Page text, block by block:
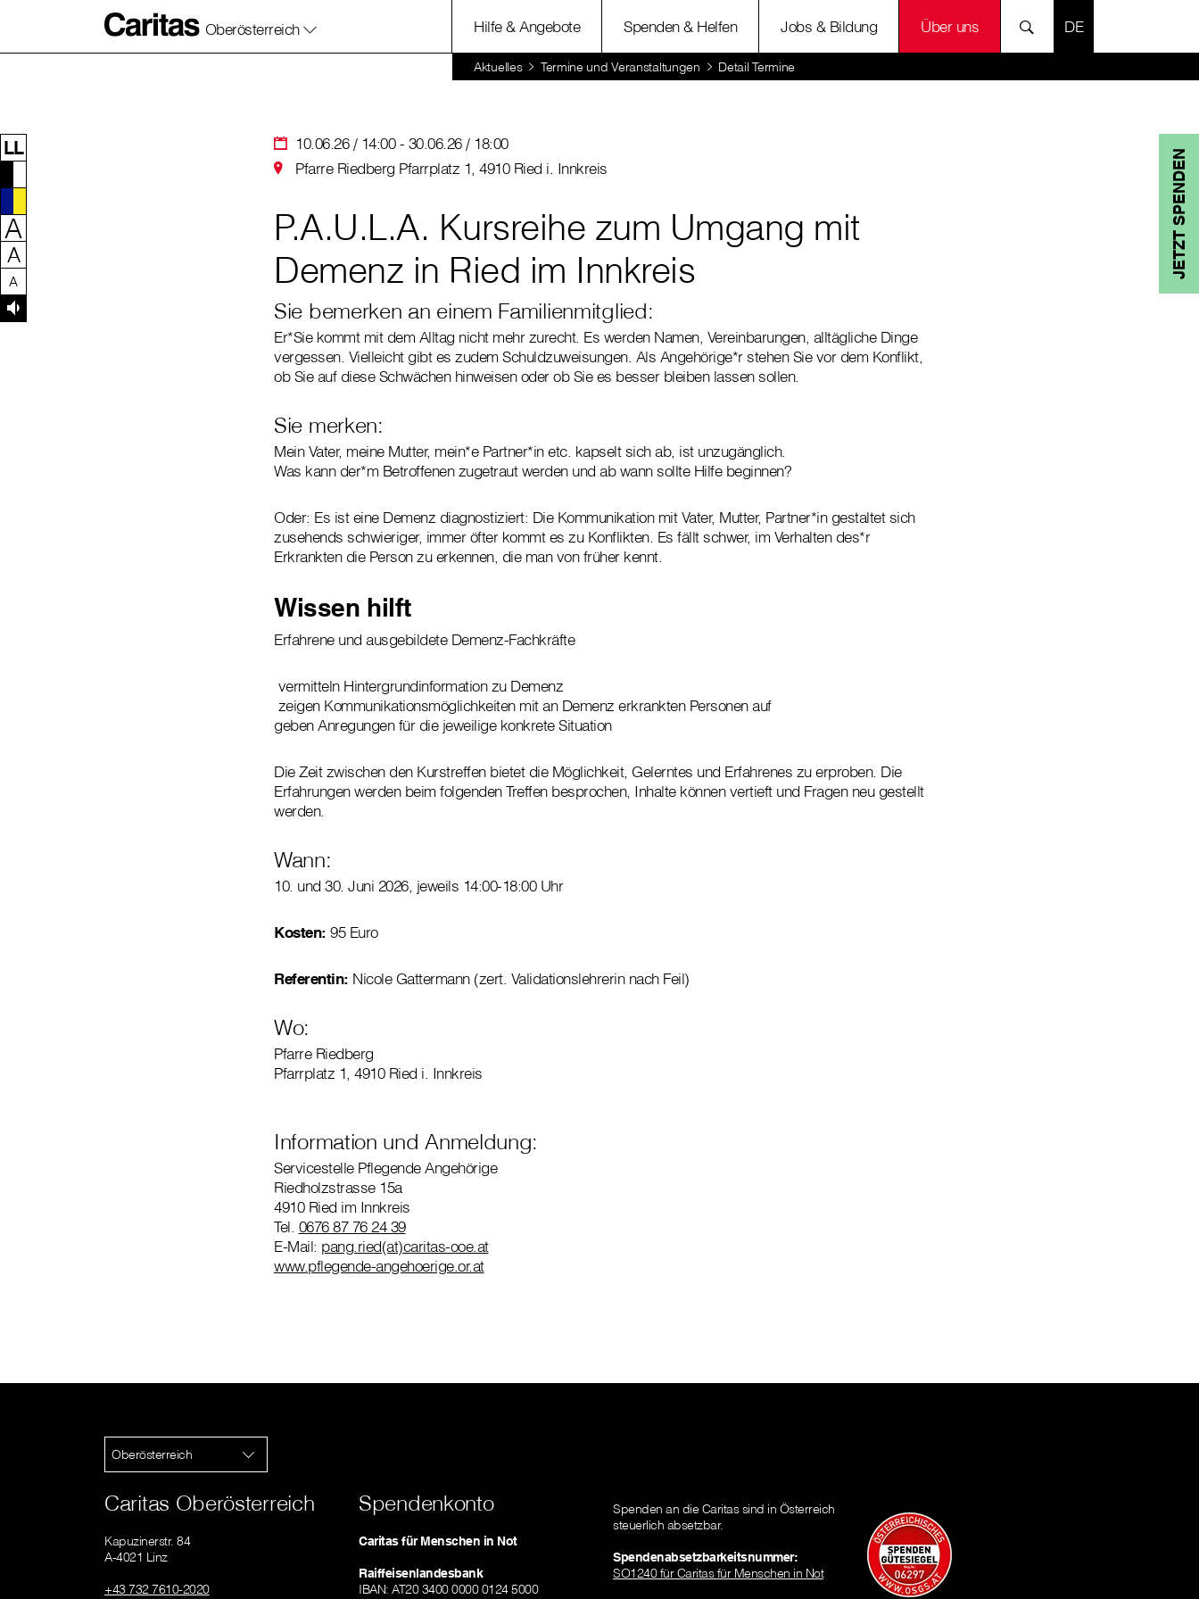
Zum Inhalt dieser Seite
Zur Navigation
Zum Footer dieser Seite
Oberösterreich Hilfe & Angebote Spenden & Helfen Jobs & Bildung Über uns SPRACHE
Aktuelles Termine und Veranstaltungen Detail Termine
JETZT SPENDEN
LL
A
A
A
10.06.26 / 14:00 - 30.06.26 / 18:00
Pfarre Riedberg Pfarrplatz 1, 4910 Ried i. Innkreis
P.A.U.L.A. Kursreihe zum Umgang mit
Demenz in Ried im Innkreis
Sie bemerken an einem Familienmitglied:
Er*Sie kommt mit dem Alltag nicht mehr zurecht. Es werden Namen, Vereinbarungen, alltägliche Dinge
vergessen. Vielleicht gibt es zudem Schuldzuweisungen. Als Angehörige*r stehen Sie vor dem Konflikt,
ob Sie auf diese Schwächen hinweisen oder ob Sie es besser bleiben lassen sollen.
Sie merken:
Mein Vater, meine Mutter, mein*e Partner*in etc. kapselt sich ab, ist unzugänglich.
Was kann der*m Betroffenen zugetraut werden und ab wann sollte Hilfe beginnen?
Oder: Es ist eine Demenz diagnostiziert: Die Kommunikation mit Vater, Mutter, Partner*in gestaltet sich
zusehends schwieriger, immer öfter kommt es zu Konflikten. Es fällt schwer, im Verhalten des*r
Erkrankten die Person zu erkennen, die man von früher kennt.
Wissen hilft
Erfahrene und ausgebildete Demenz-Fachkräfte
vermitteln Hintergrundinformation zu Demenz
zeigen Kommunikationsmöglichkeiten mit an Demenz erkrankten Personen auf
geben Anregungen für die jeweilige konkrete Situation
Die Zeit zwischen den Kurstreffen bietet die Möglichkeit, Gelerntes und Erfahrenes zu erproben. Die
Erfahrungen werden beim folgenden Treffen besprochen, Inhalte können vertieft und Fragen neu gestellt
werden.
Wann:
10. und 30. Juni 2026, jeweils 14:00-18:00 Uhr
Kosten: 95 Euro
Referentin: Nicole Gattermann (zert. Validationslehrerin nach Feil)
Wo:
Pfarre Riedberg
Pfarrplatz 1, 4910 Ried i. Innkreis
Information und Anmeldung:
Servicestelle Pflegende Angehörige
Riedholzstrasse 15a
4910 Ried im Innkreis
Tel. 0676 87 76 24 39
E-Mail: pang.ried(at)caritas-ooe.at
www.pflegende-angehoerige.or.at
Oberösterreich
Caritas Oberösterreich
Kapuzinerstr. 84
A-4021 Linz
+43 732 7610-2020
Spendenkonto
Caritas für Menschen in Not
Raiffeisenlandesbank
IBAN: AT20 3400 0000 0124 5000
Spenden an die Caritas sind in Österreich
steuerlich absetzbar.
Spendenabsetzbarkeitsnummer:
SO1240 für Caritas für Menschen in Not